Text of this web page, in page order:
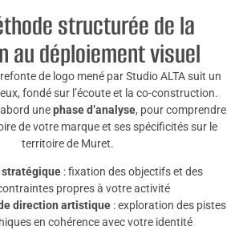
structurée de la
au déploiement visuel
de logo mené par Studio ALTA suit un
fondé sur l’écoute et la co-construction.
unephase d’analyse, pour comprendre
de votre marque et ses spécificités sur le
territoire de Muret.
: fixation des objectifs et des
propres à votre activité
direction artistique : exploration des pistes
en cohérence avec votre identité